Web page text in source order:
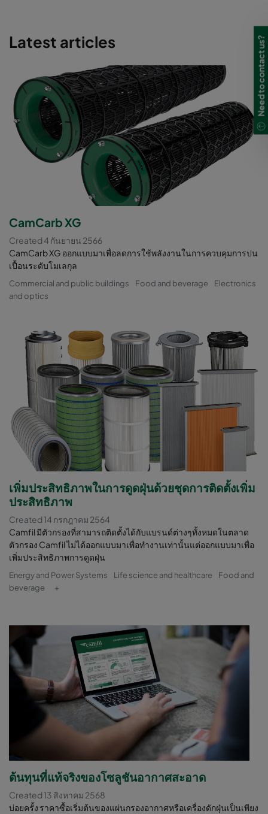
Latest articles
CamCarb XG
Created 4 กันยายน 2566
CamCarb XG ออกแบบมาเพื่อลดการใช้พลังงานในการควบคุมการปน
เปื้อนระดับโมเลกุล
Commercial and public buildings Food and beverage
Electronics
and optics
เพิ่มประสิทธิภาพในการดูดฝุ่นด้วยชุดการติดตั้งเพิ่ม
ประสิทธิภาพ
Created 14 กรกฎาคม 2564
Camfil มีตัวกรองที่สามารถติดตั้งได้กับแบรนด์ต่างๆทั้งหมดในตลาด
ตัวกรอง Camfil ไม่ได้ออกแบบมาเพื่อทำงานเท่านั้นแต่ออกแบบมาเพื่อ
เพิ่มประสิทธิภาพการดูดฝุ่น
Energy and Power Systems Life science and healthcare
Food and
beverage
+
ต้นทุนที่แท้จริงของโซลูชันอากาศสะอาด
Created 13 สิงหาคม 2568
บ่อยครั้ง ราคาซื้อเริ่มต้นของแผ่นกรองอากาศหรือเครื่องดักฝุ่นเป็นเพียง
Need to contact us?